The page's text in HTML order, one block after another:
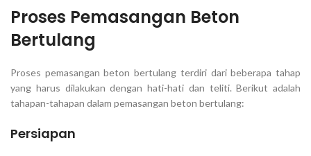
Proses Pemasangan Beton
Bertulang
Proses pemasangan beton bertulang terdiri dari beberapa tahap
yang harus dilakukan dengan hati-hati dan teliti. Berikut adalah
tahapan-tahapan dalam pemasangan beton bertulang:
Persiapan